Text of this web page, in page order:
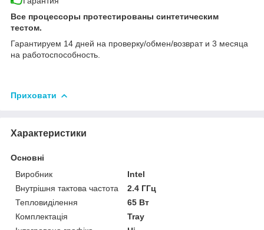
Все процессоры протестированы синтетическим
тестом.
Гарантируем 14 дней на проверку/обмен/возврат и 3 месяца
на работоспособность.
Приховати
Характеристики
Основні
Виробник
Intel
Внутрішня тактова частота
2.4 ГГц
Тепловиділення
65 Вт
Комплектація
Tray